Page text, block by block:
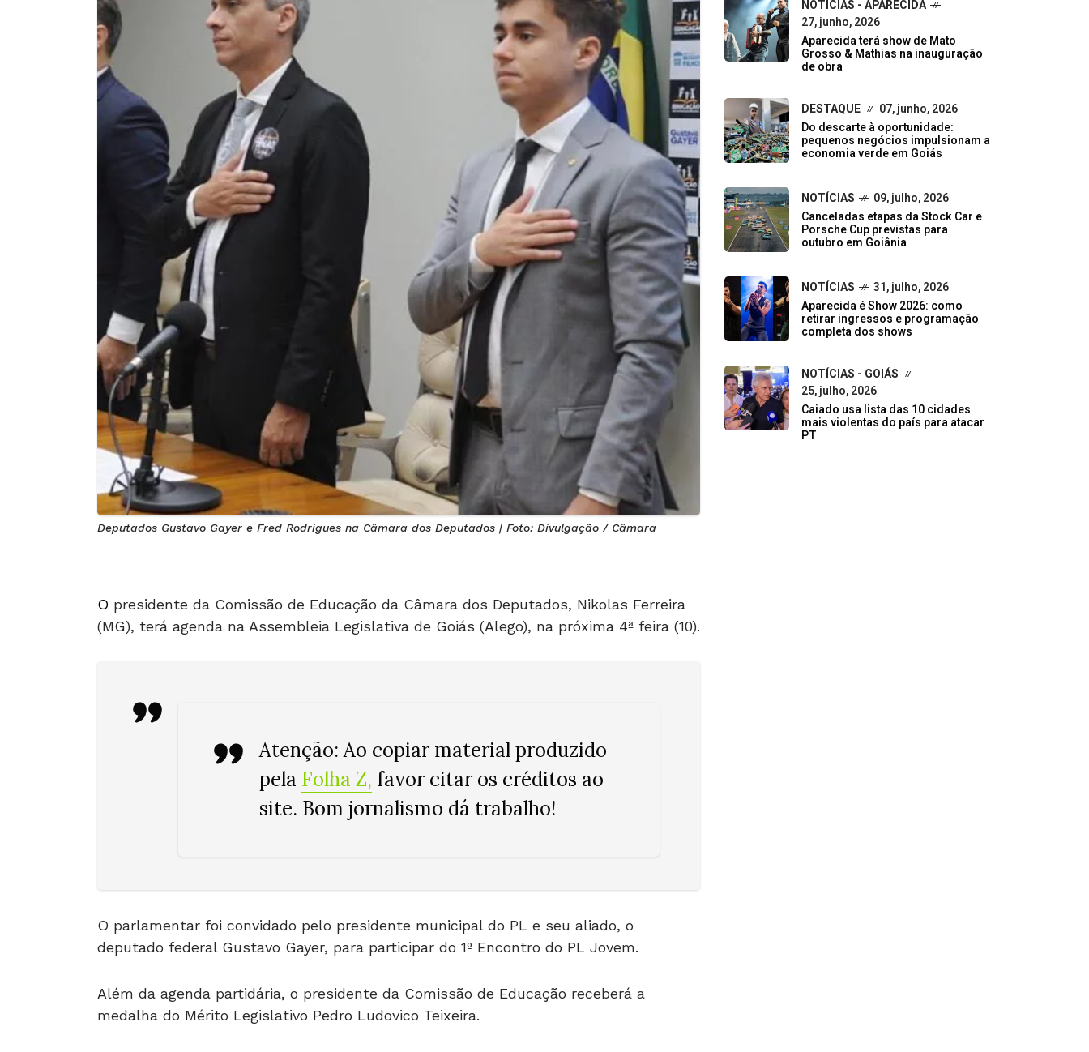
Deputados Gustavo Gayer e Fred Rodrigues na Câmara dos Deputados | Foto: Divulgação / Câmara
O presidente da Comissão de Educação da Câmara dos Deputados, Nikolas Ferreira
(MG), terá agenda na Assembleia Legislativa de Goiás (Alego), na próxima 4ª feira (10).
Atenção: Ao copiar material produzido
pela Folha Z, favor citar os créditos ao
site. Bom jornalismo dá trabalho!
O parlamentar foi convidado pelo presidente municipal do PL e seu aliado, o
deputado federal Gustavo Gayer, para participar do 1º Encontro do PL Jovem.
Além da agenda partidária, o presidente da Comissão de Educação receberá a
medalha do Mérito Legislativo Pedro Ludovico Teixeira.
NOTÍCIAS - APARECIDA
27, junho, 2026
Aparecida terá show de Mato
Grosso & Mathias na inauguração
de obra
DESTAQUE
07, junho, 2026
Do descarte à oportunidade:
pequenos negócios impulsionam a
economia verde em Goiás
NOTÍCIAS
09, julho, 2026
Canceladas etapas da Stock Car e
Porsche Cup previstas para
outubro em Goiânia
NOTÍCIAS
31, julho, 2026
Aparecida é Show 2026: como
retirar ingressos e programação
completa dos shows
NOTÍCIAS - GOIÁS
25, julho, 2026
Caiado usa lista das 10 cidades
mais violentas do país para atacar
PT